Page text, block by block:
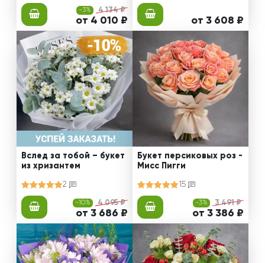
-3% 4 134 ₽
от 4 010 ₽ от 3 608 ₽
Вслед за тобой – букет
из хризантем
2
-10% 4 095 ₽
от 3 686 ₽
Букет персиковых роз -
Мисс Пигги
15
-3% 3 491 ₽
от 3 386 ₽